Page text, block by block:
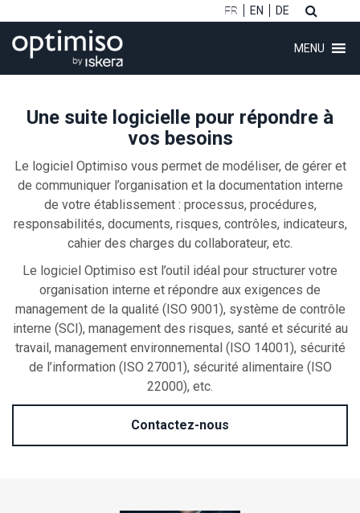
(Logiciel)
(Clients)
(Conseil)
(Formations)
(À propos)
FR EN DE
MENU
Une suite logicielle pour répondre à
vos besoins
Le logiciel Optimiso vous permet de modéliser, de gérer et
de communiquer l’organisation et la documentation interne
de votre établissement : processus, procédures,
responsabilités, documents, risques, contrôles, indicateurs,
cahier des charges du collaborateur, etc.
Le logiciel Optimiso est l’outil idéal pour structurer votre
organisation interne et répondre aux exigences de
management de la qualité (ISO 9001), système de contrôle
interne (SCI), management des risques, santé et sécurité au
travail, management environnemental (ISO 14001), sécurité
de l’information (ISO 27001), sécurité alimentaire (ISO
22000), etc.
Contactez-nous